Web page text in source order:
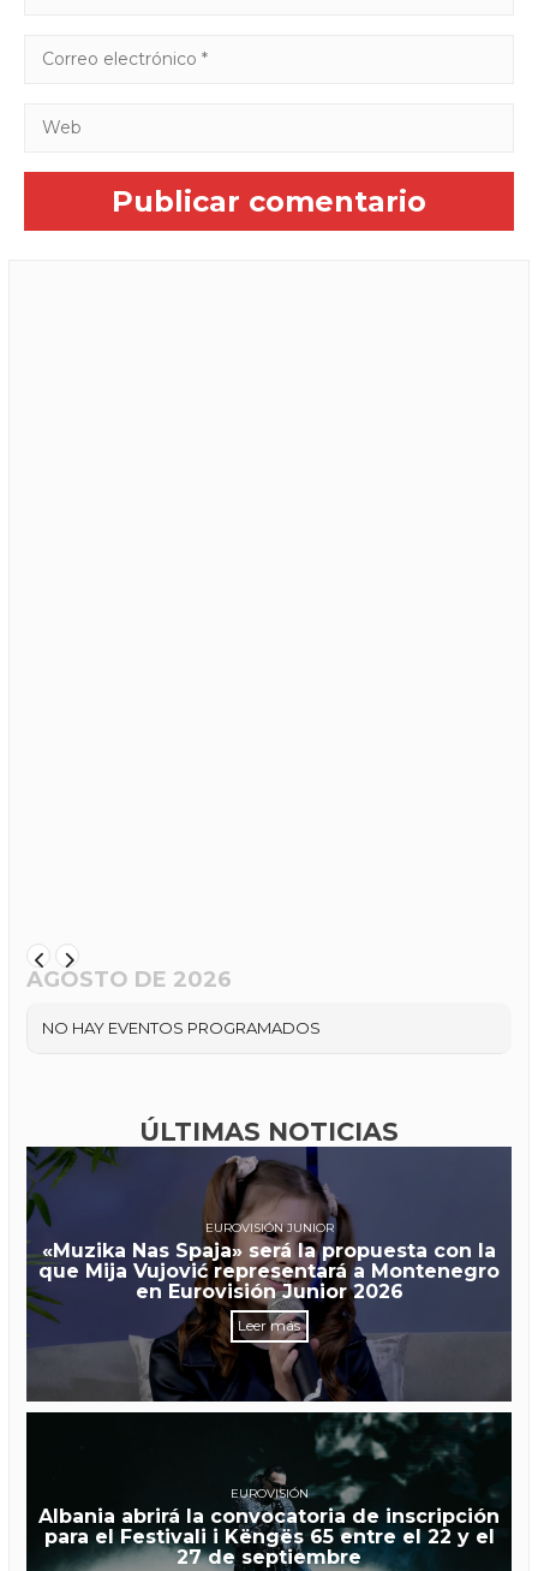
AGOSTO DE 2026
NO HAY EVENTOS PROGRAMADOS
ÚLTIMAS NOTICIAS
EUROVISIÓN JUNIOR
«Muzika Nas Spaja» será la propuesta con la
que Mija Vujović representará a Montenegro
en Eurovisión Junior 2026
Leer más
EUROVISIÓN
Albania abrirá la convocatoria de inscripción
para el Festivali i Këngës 65 entre el 22 y el
27 de septiembre